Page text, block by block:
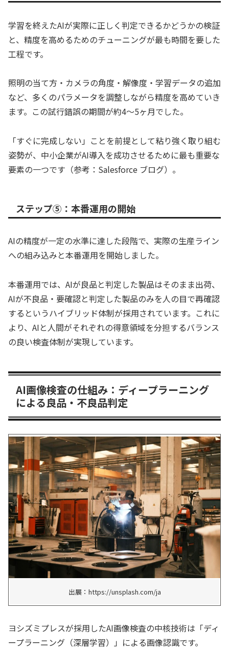
学習を終えたAIが実際に正しく判定できるかどうかの検証
と、精度を高めるためのチューニングが最も時間を要した
工程です。
照明の当て方・カメラの角度・解像度・学習データの追加
など、多くのパラメータを調整しながら精度を高めていき
ます。この試行錯誤の期間が約4〜5ヶ月でした。
「すぐに完成しない」ことを前提として粘り強く取り組む
姿勢が、中小企業がAI導入を成功させるために最も重要な
要素の一つです（参考：Salesforce ブログ）。
ステップ⑤：本番運用の開始
AIの精度が一定の水準に達した段階で、実際の生産ライン
への組み込みと本番運用を開始しました。
本番運用では、AIが良品と判定した製品はそのまま出荷、
AIが不良品・要確認と判定した製品のみを人の目で再確認
するというハイブリッド体制が採用されています。これに
より、AIと人間がそれぞれの得意領域を分担するバランス
の良い検査体制が実現しています。
AI画像検査の仕組み：ディープラーニング
による良品・不良品判定
出展：https://unsplash.com/ja
ヨシズミプレスが採用したAI画像検査の中核技術は「ディ
ープラーニング（深層学習）」による画像認識です。